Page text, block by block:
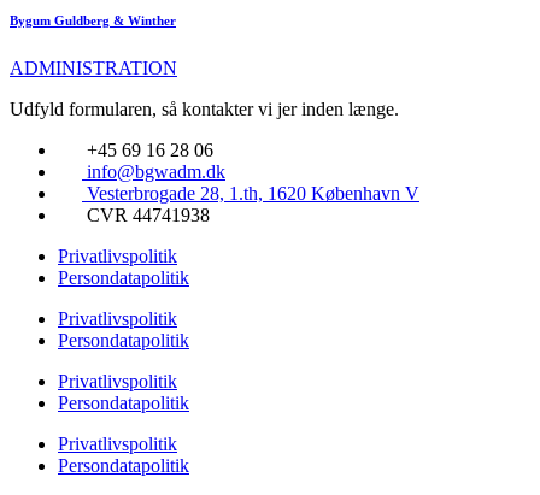
Bygum Guldberg & Winther
ADMINISTRATION
Udfyld formularen, så kontakter vi jer inden længe.
+45 69 16 28 06
info@bgwadm.dk
Vesterbrogade 28, 1.th, 1620 København V
CVR 44741938
Privatlivspolitik
Persondatapolitik
Privatlivspolitik
Persondatapolitik
Privatlivspolitik
Persondatapolitik
Privatlivspolitik
Persondatapolitik